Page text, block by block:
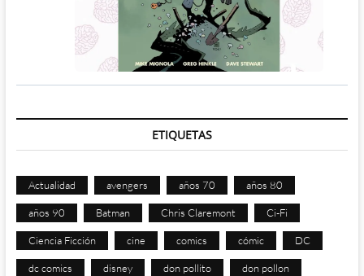
ETIQUETAS
Actualidad avengers años 70 años 80
años 90 Batman Chris Claremont Ci-Fi
Ciencia Ficción cine comics cómic DC
dc comics disney don pollito don pollon